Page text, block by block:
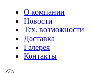
О компании
Новости
Тех. возможности
Доставка
Галерея
Контакты